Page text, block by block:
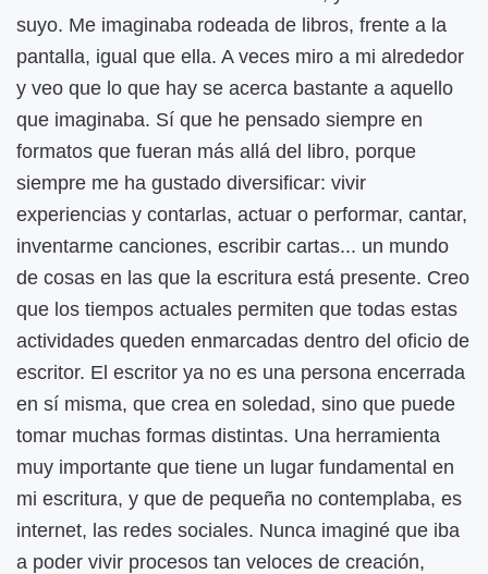
suyo. Me imaginaba rodeada de libros, frente a la
pantalla, igual que ella. A veces miro a mi alrededor
y veo que lo que hay se acerca bastante a aquello
que imaginaba. Sí que he pensado siempre en
formatos que fueran más allá del libro, porque
siempre me ha gustado diversificar: vivir
experiencias y contarlas, actuar o performar, cantar,
inventarme canciones, escribir cartas... un mundo
de cosas en las que la escritura está presente. Creo
que los tiempos actuales permiten que todas estas
actividades queden enmarcadas dentro del oficio de
escritor. El escritor ya no es una persona encerrada
en sí misma, que crea en soledad, sino que puede
tomar muchas formas distintas. Una herramienta
muy importante que tiene un lugar fundamental en
mi escritura, y que de pequeña no contemplaba, es
internet, las redes sociales. Nunca imaginé que iba
a poder vivir procesos tan veloces de creación,